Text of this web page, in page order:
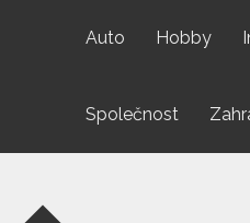
Auto Hobby
Společnost